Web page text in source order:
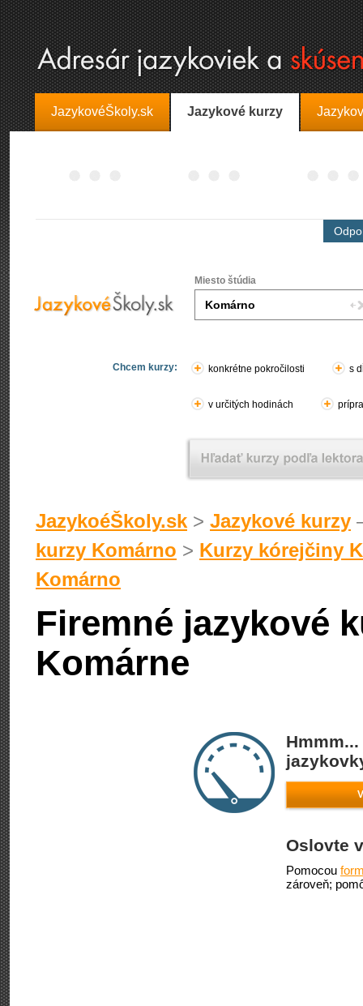
JazykovéŠkoly.sk Jazykové kurzy
Miesto štúdia
Chcem kurzy: konkrétne pokročilosti s
v určitých hodinách
JazykoéŠkoly.sk > Jazykové kurzy
kurzy Komárno > Kurzy kórejčiny
Komárno
Firemné jazykové
Komárne
Oslovte
Pomocou
zároveň;